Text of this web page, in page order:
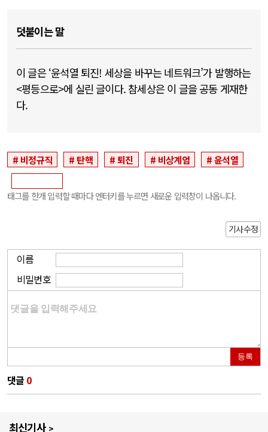
덧붙이는 말
이 글은 ‘윤석열 퇴진! 세상을 바꾸는 네트워크’가 발행하는
<평등으로>에 실린 글이다. 참세상은 이 글을 공동 게재한
다.
비정규직 탄핵 퇴진 비상계엄 윤석열
태그를 한개 입력할 때마다 엔터키를 누르면 새로운 입력창이 나옵니다.
기사수정
이름
비밀번호
등록
댓글 0
최신기사